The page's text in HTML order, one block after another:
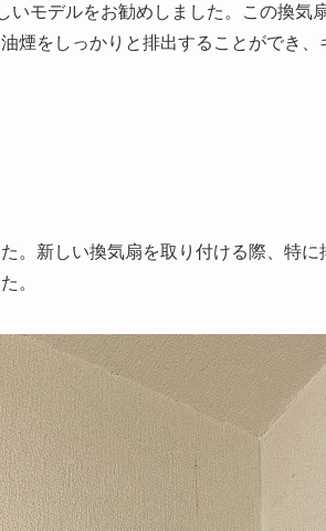
いモデルをお勧めしました。この換気
煙をしっかりと排出することができ
。新しい換気扇を取り付ける際、特
。